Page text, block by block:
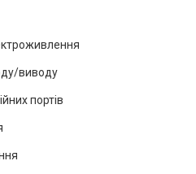
виводу
портів